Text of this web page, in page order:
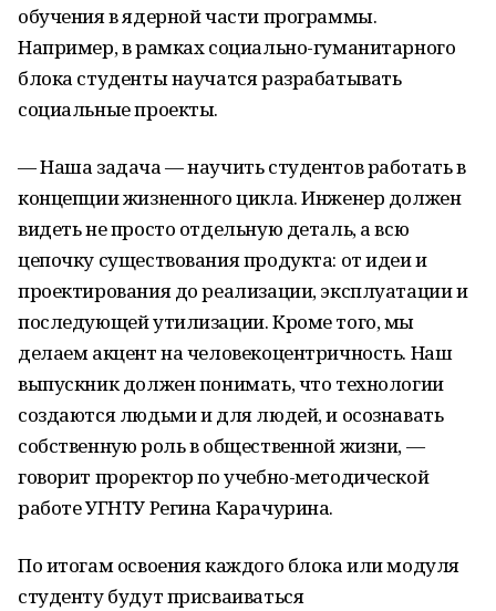
обучения в ядерной части программы.
Например, в рамках социально-гуманитарного
блока студенты научатся разрабатывать
социальные проекты.
— Наша задача — научить студентов работать в
концепции жизненного цикла. Инженер должен
видеть не просто отдельную деталь, а всю
цепочку существования продукта: от идеи и
проектирования до реализации, эксплуатации и
последующей утилизации. Кроме того, мы
делаем акцент на человекоцентричность. Наш
выпускник должен понимать, что технологии
создаются людьми и для людей, и осознавать
собственную роль в общественной жизни, —
говорит проректор по учебно-методической
работе УГНТУ Регина Карачурина.
По итогам освоения каждого блока или модуля
студенту будут присваиваться